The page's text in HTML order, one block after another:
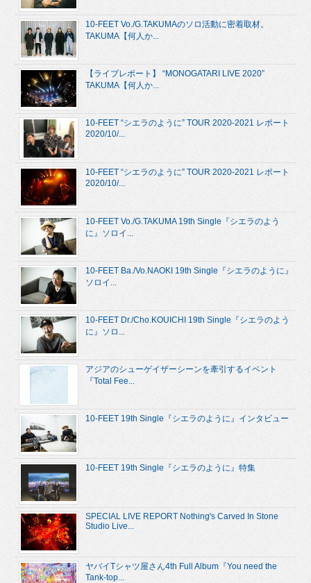
10-FEET Vo./G.TAKUMAのソロ活動に密着取材。
TAKUMA【何人か...
【ライブレポート】 “MONOGATARI LIVE 2020”
TAKUMA【何人か...
10-FEET “シエラのように” TOUR 2020-2021 レポート
2020/10/...
10-FEET “シエラのように” TOUR 2020-2021 レポート
2020/10/...
10-FEET Vo./G.TAKUMA 19th Single『シエラのよう
に』ソロイ...
10-FEET Ba./Vo.NAOKI 19th Single『シエラのように』
ソロイ...
10-FEET Dr./Cho.KOUICHI 19th Single『シエラのよう
に』ソロ...
アジアのシューゲイザーシーンを牽引するイベント
『Total Fee...
10-FEET 19th Single『シエラのように』インタビュー
10-FEET 19th Single『シエラのように』特集
SPECIAL LIVE REPORT Nothing's Carved In Stone
Studio Live...
ヤバイTシャツ屋さん4th Full Album『You need the
Tank-top...